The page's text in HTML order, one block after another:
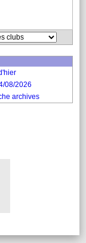
08/2026
archives